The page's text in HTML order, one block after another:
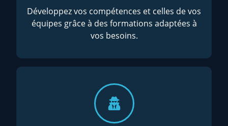
Développez vos compétences et celles de vos
équipes grâce à des formations adaptées à
vos besoins.